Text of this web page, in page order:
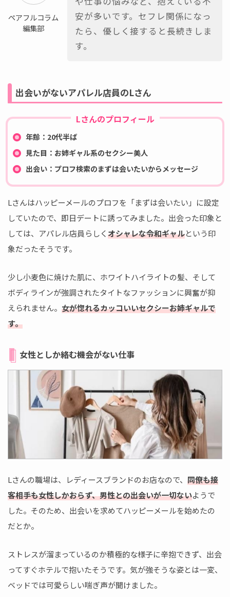
ペアフルコラム
編集部
安が多いです。セフレ関係になっ
たら、優しく接すると長続きしま
す。
出会いがないアパレル店員のLさん
Lさんのプロフィール
年齢：20代半ば
見た目：お姉ギャル系のセクシー美人
出会い：プロフ検索のまずは会いたいからメッセージ
Lさんはハッピーメールのプロフを「まずは会いたい」に設定
していたので、即日デートに誘ってみました。出会った印象と
しては、アパレル店員らしくオシャレな令和ギャルという印
象だったそうです。
少し小麦色に焼けた肌に、ホワイトハイライトの髪、そして
ボディラインが強調されたタイトなファッションに興奮が抑
えられません。 女が惚れるカッコいいセクシーお姉ギャルで
す。
女性としか絡む機会がない仕事
Lさんの職場は、レディースブランドのお店なので、 同僚も接
客相手も女性しかおらず、男性との出会いが一切ないようで
した。そのため、出会いを求めてハッピーメールを始めたの
だとか。
ストレスが溜まっているのか積極的な様子に辛抱できず、出会
ってすぐホテルで抱いたそうです。気が強そうな姿とは一変、
ベッドでは可愛らしい喘ぎ声が聞けました。